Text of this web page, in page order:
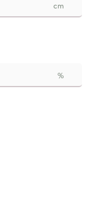
cm
%